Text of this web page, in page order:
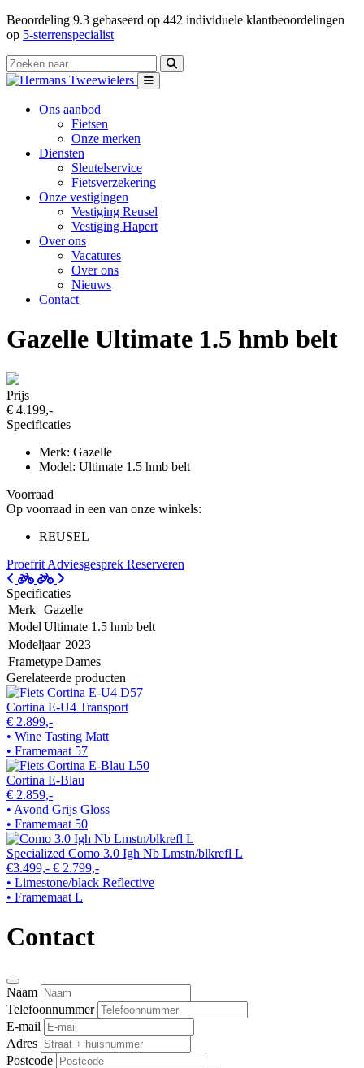
Beoordeling 9.3 gebaseerd op 442 individuele klantbeoordelingen
op 5-sterrenspecialist
Ons aanbod
Fietsen
Onze merken
Diensten
Sleutelservice
Fietsverzekering
Onze vestigingen
Vestiging Reusel
Vestiging Hapert
Over ons
Vacatures
Over ons
Nieuws
Contact
Gazelle Ultimate 1.5 hmb belt
Prijs
€ 4.199,-
Specificaties
Merk: Gazelle
Model: Ultimate 1.5 hmb belt
Voorraad
Op voorraad in een van onze winkels:
REUSEL
Proefrit Adviesgesprek Reserveren
Specificaties
Merk Gazelle
Model Ultimate 1.5 hmb belt
Modeljaar 2023
FrametypeDames
Gerelateerde producten
Cortina E-U4 Transport
€ 2.899,-
• Wine Tasting Matt
• Framemaat 57
Cortina E-Blau
€ 2.859,-
• Avond Grijs Gloss
• Framemaat 50
Specialized Como 3.0 Igh Nb Lmstn/blkrefl L
€3.499,- € 2.799,-
• Limestone/black Reflective
• Framemaat L
Contact
Naam
Telefoonnummer
E-mail
Adres
Postcode